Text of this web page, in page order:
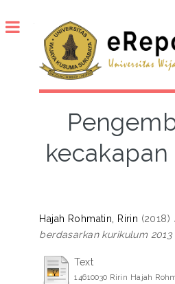
Hajah Rohmatin, Ririn (2018)
berdasarkan kurikulum 2013
Text
14610030 Ririn Hajah
Toggle